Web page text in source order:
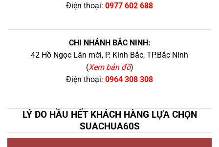
Điện thoại: 0977 602 688
CHI NHÁNH BẮC NINH:
42 Hồ Ngọc Lân mới, P. Kinh Bắc, TP.Bắc Ninh
(Xem bản đồ)
Điện thoại: 0964 308 308
LÝ DO HẦU HẾT KHÁCH HÀNG LỰA CHỌN
SUACHUA60S